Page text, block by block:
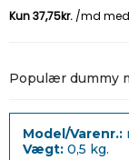
Populær dummy
Model/Varenr.:
Vægt: 0,5 kg.